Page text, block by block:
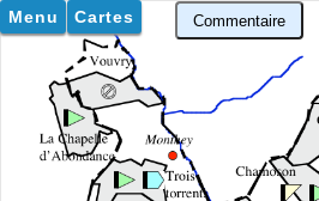
Menu Cartes Commentaire